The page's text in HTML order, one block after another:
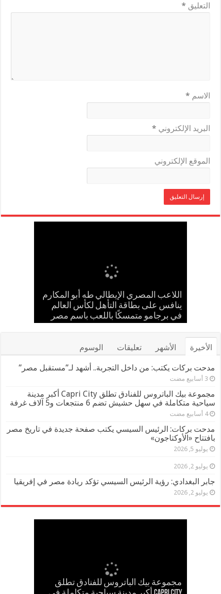
التعليق *
الاسم *
البريد الإلكتروني *
الموقع الإلكتروني
اللاعب المصري الإيطالي طه أبو المكارم
ينافس على بطاقة التأهل لكأس العالم
في برجامو متمسكًا باللعب باسم مصر
مدحت بركات يستقبل الشيخ كامل مطر
في لقاء ودي حاشد بمنشية القناطر
بحضور قيادات القبائل والعائلات المصرية
بالعلم المصري.. طه أبو المكارم يحسم
مواجهته الـ 66 في مسيرته بالتعادل أمام
بطل إيران
إسلام حشاد وإبراهيم حشاد يخطفان
الأنظار بتصميم عالمي ارتدته سلمى عادل
في مهرجان كان
حضانة «اقرأ النموذجية بجزيرة شطورة»
تحتفل بتخريج الدفعة الـ11 من براعم
المستقبل
الأخيرة الأشهر تعليقات الوسوم
مدحت بركات يكتب: من داخل التجربة.. أشهد لـ”مستقبل مصر”
مجموعة بيك الباتروس للفنادق تطلق Capri City أكبر مدينة
سياحية متكاملة في سهل حشيش تضم 6 منتجعات و5 آلاف غرفة
‏4 أسابيع مضت
مدحت بركات: الرئيس السيسي يكتب صفحة جديدة في تاريخ مصر
بافتتاح «الأوكتاجون»
يوليو 5, 2026
يوليو 2, 2026
جابر البغدادي: رؤية الرئيس السيسي تؤكد ريادة مصر في إفريقيا
يوليو 2, 2026
مجموعة بيك الباتروس للفنادق تطلق